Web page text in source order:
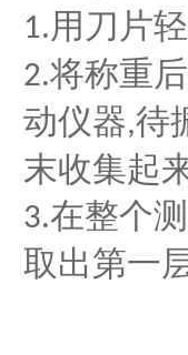
1.用刀片
2.将称重
动仪器,待
末收集起
3.在整个
取出第一